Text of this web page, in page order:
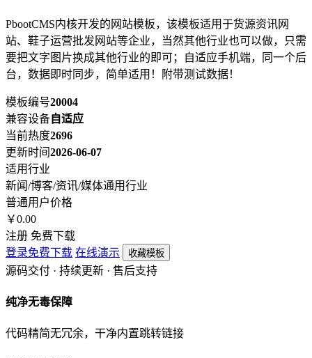
PbootCMS内核开发的网站模板，该模板适用于货源资讯网
站、鞋子运营批发网站等企业，当然其他行业也可以做，只需
要把文字图片换成其他行业的即可；自适应手机端，同一个后
台，数据即时同步，简单适用！附带测试数据！
模板编号20004
兼容设备自适应
当前热度2696
更新时间2026-06-07
适用行业
新闻/博客/资讯/媒体通用行业
普通用户价格
￥0.00
注册 免费下载
登录免费下载 在线演示 收藏模板
源码交付 · 持续更新 · 售后支持
纯净无毒保障
代码精简无冗余，干净内置跳转链接